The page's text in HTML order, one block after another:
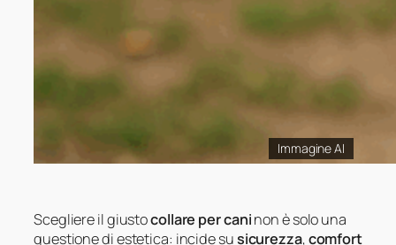
Immagine AI
Scegliere il giustocollare per caninon è solo una
questione di estetica: incide susicurezza,comfort